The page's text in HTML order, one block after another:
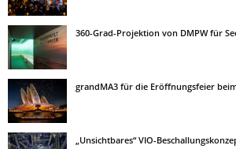
360-Grad-Projektion von DMPW für
grandMA3 für die Eröffnungsfeier
„Unsichtbares“ VIO-